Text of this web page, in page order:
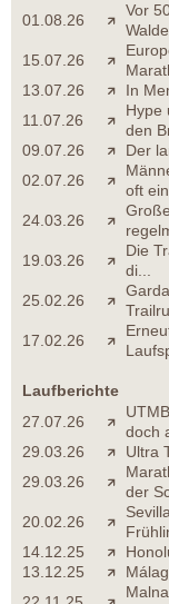
01.08.26
Vor
15.07.26
13.07.26
In
11.07.26
Hype
den
09.07.26
Der
02.07.26
oft
24.03.26
19.03.26
Die
di...
25.02.26
17.02.26
Laufberichte
27.07.26
doch
29.03.26
Ultra
29.03.26
der
20.02.26
14.12.25
13.12.25